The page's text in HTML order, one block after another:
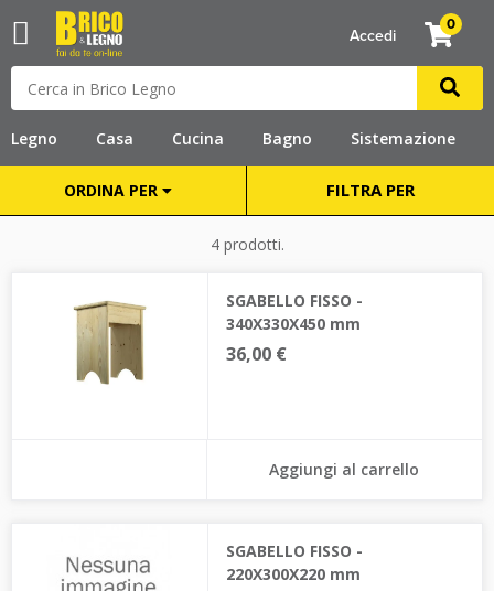
Legno Casa Cucina Bagno Sistemazione
0
Accedi
4 prodotti.
ORDINA PER FILTRA PER
SGABELLO FISSO -
340X330X450 mm
36,00 €
Aggiungi al carrello
SGABELLO FISSO -
220X300X220 mm